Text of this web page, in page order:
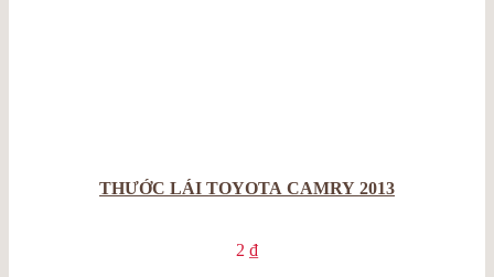
THƯỚC LÁI TOYOTA CAMRY 2013
2 ₫